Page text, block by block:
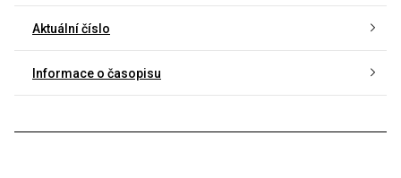
Aktuální číslo
Informace o časopisu